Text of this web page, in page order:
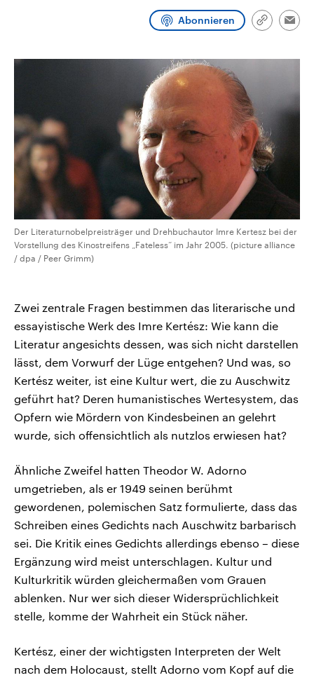
und Kandidaten der anstehenden Abonnieren
Link
Der Literaturnobelpreisträger und Drehbuchautor Imre Kertesz bei der
Vorstellung des Kinostreifens „Fateless“ im Jahr 2005. (picture alliance
/ dpa / Peer Grimm)
Zwei zentrale Fragen bestimmen das literarische und
essayistische Werk des Imre Kertész: Wie kann die
Literatur angesichts dessen, was sich nicht darstellen
lässt, dem Vorwurf der Lüge entgehen? Und was, so
Kertész weiter, ist eine Kultur wert, die zu Auschwitz
geführt hat? Deren humanistisches Wertesystem, das
Opfern wie Mördern von Kindesbeinen an gelehrt
wurde, sich offensichtlich als nutzlos erwiesen hat?
Ähnliche Zweifel hatten Theodor W. Adorno
umgetrieben, als er 1949 seinen berühmt
gewordenen, polemischen Satz formulierte, dass das
Schreiben eines Gedichts nach Auschwitz barbarisch
sei. Die Kritik eines Gedichts allerdings ebenso – diese
Ergänzung wird meist unterschlagen. Kultur und
Kulturkritik würden gleichermaßen vom Grauen
ablenken. Nur wer sich dieser Widersprüchlichkeit
stelle, komme der Wahrheit ein Stück näher.
Kertész, einer der wichtigsten Interpreten der Welt
nach dem Holocaust, stellt Adorno vom Kopf auf die